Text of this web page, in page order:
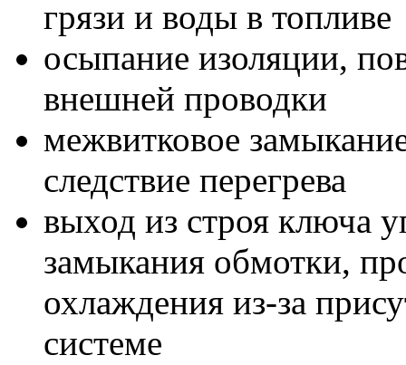
грязи и воды в топливе
осыпание изоляции,
внешней проводки
межвитковое
следствие перегрева
выход из строя ключа
замыкания обмотки,
охлаждения из-за
системе